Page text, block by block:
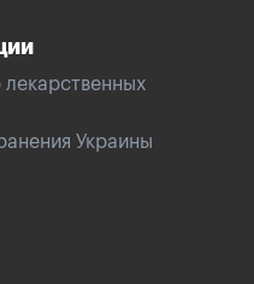
лекарственных
Украины